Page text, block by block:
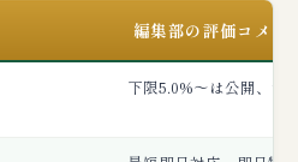
編集部の評価コメン
下限5.0%〜は公開、た